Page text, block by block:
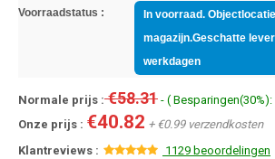
Voorraadstatus :
In voorraad.
magazijn.Geschatte
werkdagen
Normale prijs :€58.31 - ( Besparingen(30%):
Onze prijs : €40.82 + €0.99 verzendkosten
Klantreviews :
1129 beoordelingen